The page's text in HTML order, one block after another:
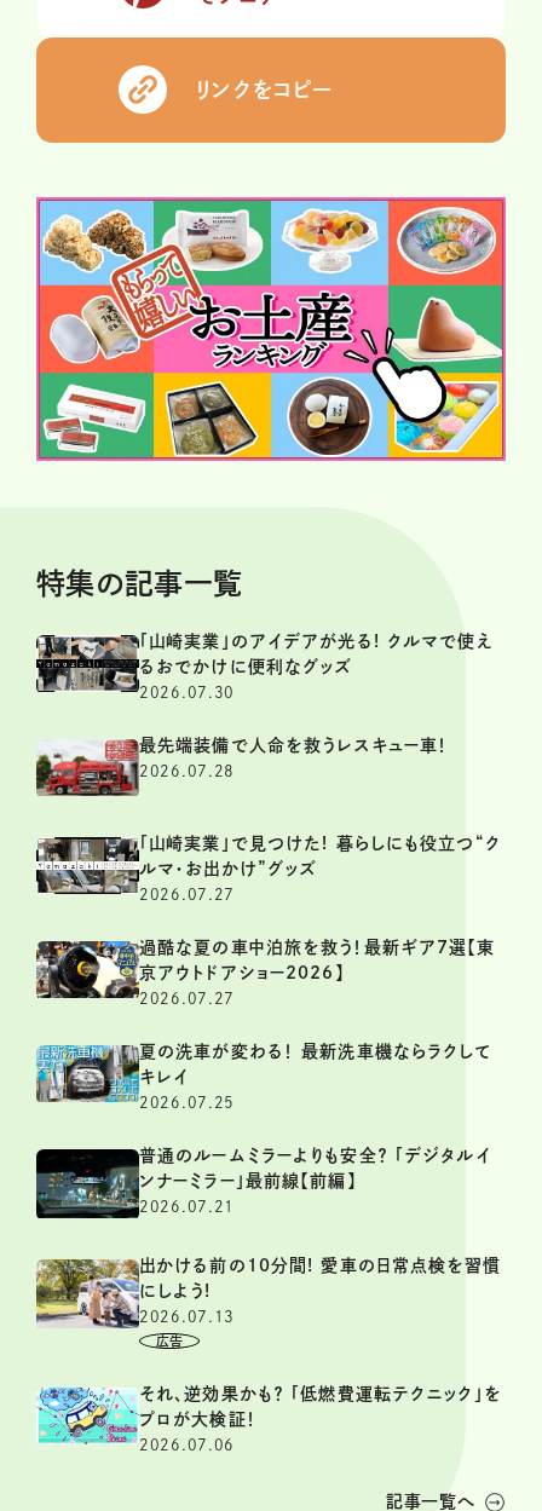
リンクをコピー
特集の記事一覧
「山崎実業」のアイデアが光る! クルマで使え
るおでかけに便利なグッズ
2026.07.30
最先端装備で人命を救うレスキュー車！
2026.07.28
「山崎実業」で見つけた! 暮らしにも役立つ“ク
ルマ・お出かけ”グッズ
2026.07.27
過酷な夏の車中泊旅を救う！最新ギア7選【東
京アウトドアショー2026】
2026.07.27
夏の洗車が変わる！ 最新洗車機ならラクして
キレイ
2026.07.25
普通のルームミラーよりも安全？ 「デジタルイ
ンナーミラー」最前線【前編】
2026.07.21
出かける前の10分間! 愛車の日常点検を習慣
にしよう!
2026.07.13
それ、逆効果かも？ 「低燃費運転テクニック」を
プロが大検証！
2026.07.06
記事一覧へ